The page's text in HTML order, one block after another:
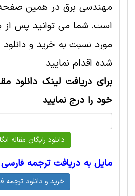
مهندسی برق در همین
است. شما می توانید پس از
مورد نسبت به خرید و دانلود
شده اقدام نمایید
برای دریافت لینک دانلود
خود را درج نمایید
مایل به دریافت ترجمه